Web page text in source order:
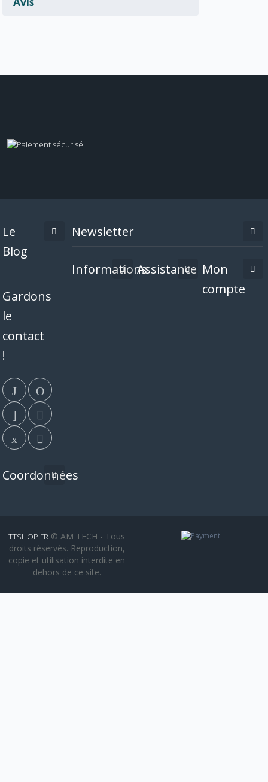
Le
Blog
Gardons
le
contact
!
Coordonnées
Newsletter
InformationsAssistance Mon
compte
TTSHOP.FR © AM TECH - Tous
droits réservés. Reproduction,
copie et utilisation interdite en
dehors de ce site.